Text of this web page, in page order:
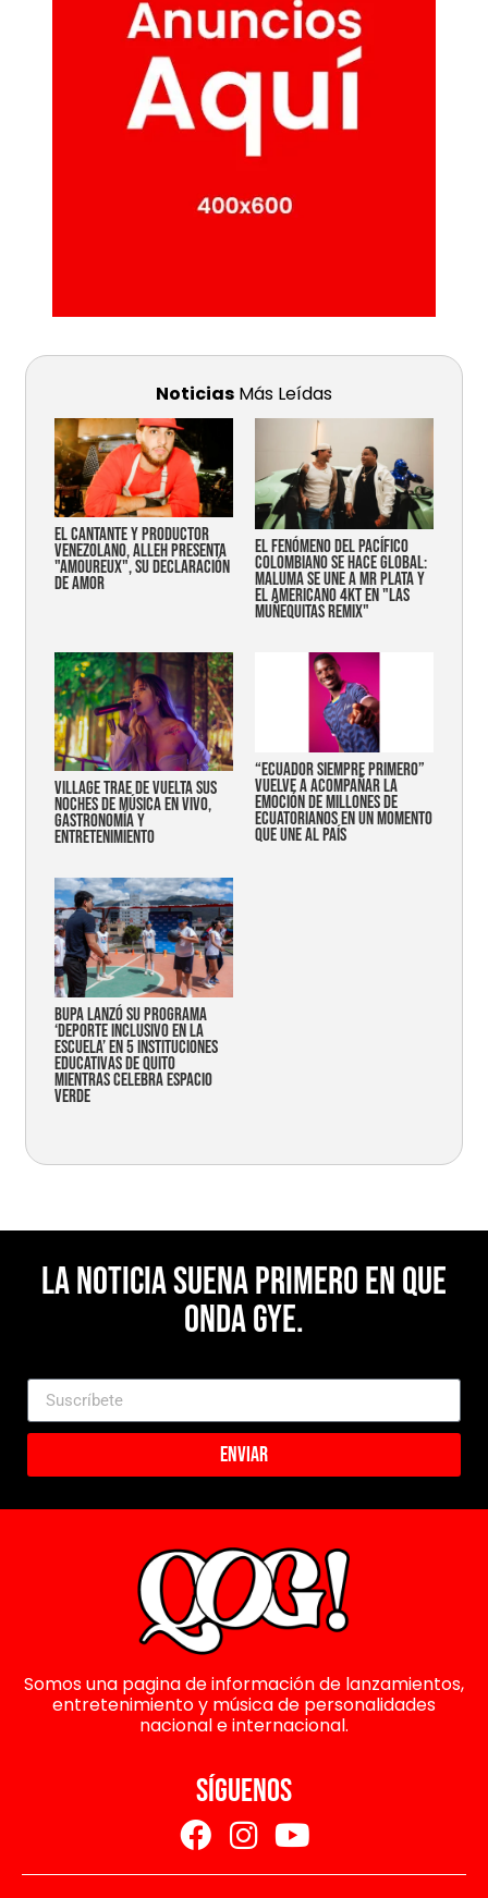
Noticias Más Leídas
EL CANTANTE Y PRODUCTOR
VENEZOLANO, ALLEH PRESENTA
"AMOUREUX", SU DECLARACIÓN
DE AMOR
EL FENÓMENO DEL PACÍFICO
COLOMBIANO SE HACE GLOBAL:
MALUMA SE UNE A MR PLATA Y
EL AMERICANO 4KT EN "LAS
MUÑEQUITAS REMIX"
Village trae de vuelta sus
noches de música en vivo,
gastronomía y
entretenimiento
“Ecuador siempre primero”
vuelve a acompañar la
emoción de millones de
ecuatorianos en un momento
que une al país
Bupa lanzó su programa
‘Deporte Inclusivo en la
Escuela’ en 5 instituciones
educativas de Quito
mientras celebra espacio
verde
La noticia suena primero en Que
Onda Gye.
Enviar
Somos una pagina de información de lanzamientos,
entretenimiento y música de personalidades
nacional e internacional.
SÍGUENOS